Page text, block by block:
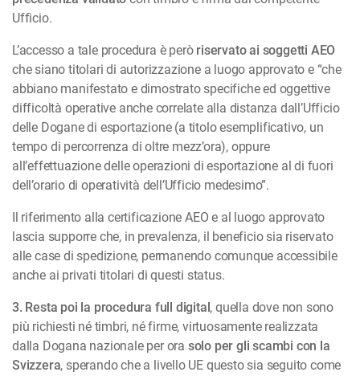
Ufficio.
L’accesso a tale procedura è però riservato ai soggetti AEO
che siano titolari di autorizzazione a luogo approvato e “che
abbiano manifestato e dimostrato specifiche ed oggettive
difficoltà operative anche correlate alla distanza dall’Ufficio
delle Dogane di esportazione (a titolo esemplificativo, un
tempo di percorrenza di oltre mezz’ora), oppure
all’effettuazione delle operazioni di esportazione al di fuori
dell’orario di operatività dell’Ufficio medesimo”.
Il riferimento alla certificazione AEO e al luogo approvato
lascia supporre che, in prevalenza, il beneficio sia riservato
alle case di spedizione, permanendo comunque accessibile
anche ai privati titolari di questi status.
3. Resta poi la procedura full digital , quella dove non sono
più richiesti né timbri, né firme, virtuosamente realizzata
dalla Dogana nazionale per ora solo per gli scambi con la
Svizzera, sperando che a livello UE questo sia seguito come